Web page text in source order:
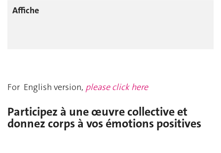
Affiche
For English version, please click here
Participez à une œuvre collective et
donnez corps à vos émotions positives